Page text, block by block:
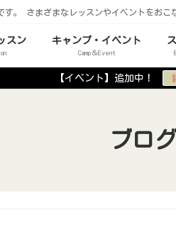
。 さまざまなレッスンやイベントをおこ
スン キャンプ・イベント
Camp＆Event
【イベント】追加中！
ブロ